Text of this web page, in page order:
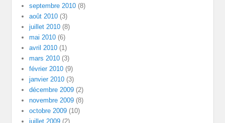
septembre 2010 (8)
août 2010 (3)
juillet 2010 (8)
mai 2010 (6)
avril 2010 (1)
mars 2010 (3)
février 2010 (9)
janvier 2010 (3)
décembre 2009 (2)
novembre 2009 (8)
octobre 2009 (10)
juillet 2009 (2)